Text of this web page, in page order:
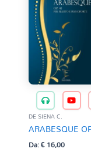
DE SIENA C.
ARABESQUE
Da:€16,00